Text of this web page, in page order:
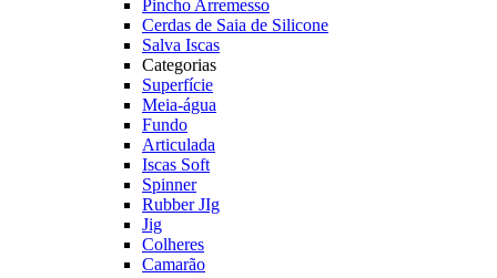
Pincho Arremesso
Cerdas de Saia de Silicone
Salva Iscas
Categorias
Superfície
Meia-água
Fundo
Articulada
Iscas Soft
Spinner
Rubber JIg
Jig
Colheres
Camarão